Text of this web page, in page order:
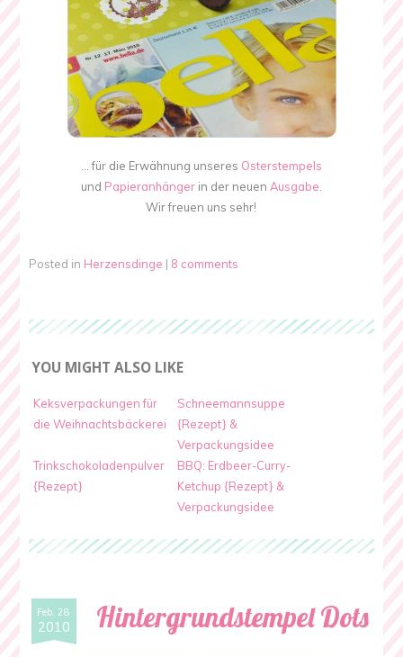
… für die Erwähnung unseres Osterstempels
und Papieranhängerin der neuen Ausgabe.
Wir freuen uns sehr!
Posted in Herzensdinge | 8 comments
YOU MIGHT ALSO LIKE
Keksverpackungen für
die Weihnachtsbäckerei
Schneemannsuppe
{Rezept} &
Verpackungsidee
Trinkschokoladenpulver
{Rezept}
BBQ: Erdbeer-Curry-
Ketchup {Rezept} &
Verpackungsidee
Feb. 28
2010 Hintergrundstempel Dots